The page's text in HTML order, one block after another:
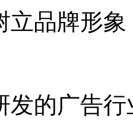
立品牌形
发的广告行